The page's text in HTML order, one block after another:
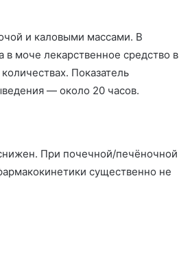
и каловыми массами. В
моче лекарственное средство в
Показатель
— около 20 часов.
При почечной/печёночной
существенно не